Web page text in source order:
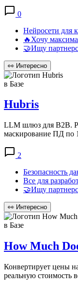
0
Нейросети для
🔥Хочу
🤝Ищу
👀 Интересно
в Базе
Hubris
LLM шлюз для B2B.
маскирование ПД
2
Безопасность
Все для
🤝Ищу
👀 Интересно
в Базе
How Much
Конвертирует цены
реальную стоимость